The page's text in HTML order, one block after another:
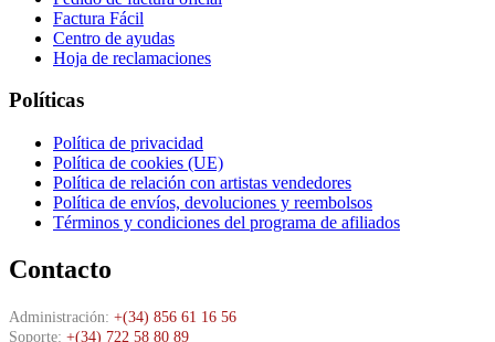
Factura Fácil
Centro de ayudas
Hoja de reclamaciones
Políticas
Política de privacidad
Política de cookies (UE)
Política de relación con artistas vendedores
Política de envíos, devoluciones y reembolsos
Términos y condiciones del programa de afiliados
Contacto
Administración: +(34) 856 61 16 56
Soporte: +(34) 722 58 80 89